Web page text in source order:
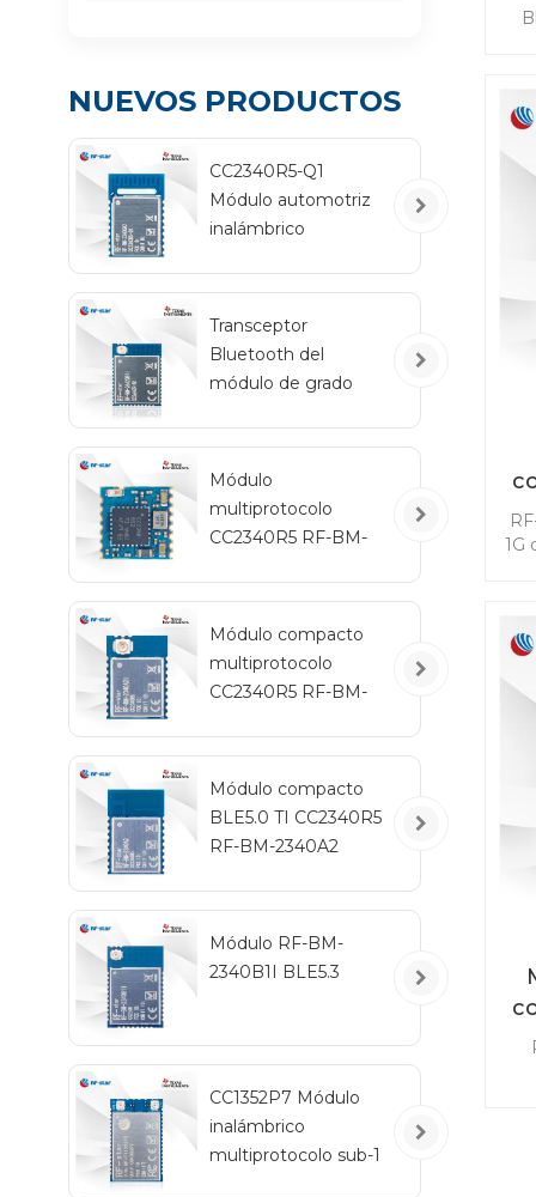
1G
NUEVOS PRODUCTOS
CC2340R5-Q1
Módulo automotriz
inalámbrico
2340QB1
Transceptor
Bluetooth del
módulo de grado
vehículos
Módulo
multiprotocolo
CC2340R5 RF-BM-
Módulo compacto
multiprotocolo
CC2340R5 RF-BM-
Módulo compacto
BLE5.0 TI CC2340R5
RF-BM-2340A2
Módulo RF-BM-
2340B1I BLE5.3
CC1352P7 Módulo
inalámbrico
multiprotocolo sub-1